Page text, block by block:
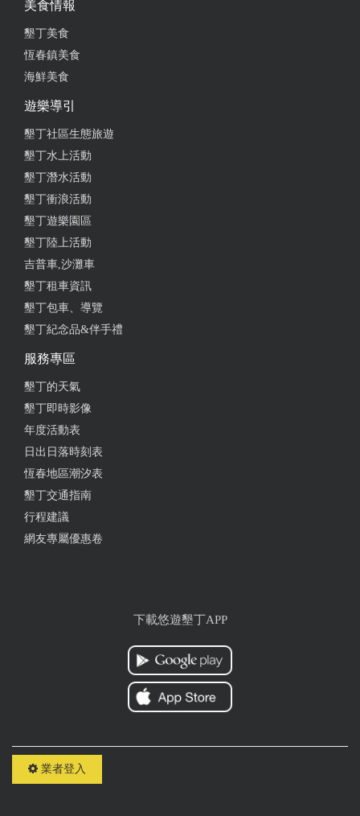
重點餐點很好吃 咖啡
的很好吃 吃下去第一口就會覺得爆炸濃郁明太子 會
嚇到的那種濃，愛明太子的會超愛 蝦子還有幫忙開
背，用嘴巴就能撥蝦殼了 訂位時因為我們人數比較
多，前幾天就有事先請我們先點好餐，當天抵達後約
10分鐘餐點就上齊了 我們當中有小朋友店員也很熱情
非常貼心
哈辣墨西哥披薩$350 餅皮是芝麻味的，很特別 不會
辣是連小孩都可接受的，想加辣有調味品區可自取 建
議不要一個人吃會吃不完 蠻膩 還有點奶油培根雞胸
義大利麵$360 雞胸肉不錯，只是麵份量太多，醬很濃
力推薦可以嘗試 餅皮脆軟適中 光是口感就贏了 最後
醬非常 非常濃郁 但感受得到店家的用心 應該有加一
些酸奶油或是起司來平衡整體膩感 雞胸肉很不錯 配
料多 老實說慢慢吃應該吃的完 看附近座位的顧客都
沒有完食 這裡建議價錢份量減半 以達到舒適的飽足
美食情報
墾丁美食
恆春鎮美食
海鮮美食
遊樂導引
墾丁社區生態旅遊
墾丁水上活動
墾丁潛水活動
墾丁衝浪活動
墾丁遊樂園區
墾丁陸上活動
吉普車,沙灘車
墾丁租車資訊
墾丁包車、導覽
墾丁紀念品&伴手禮
服務專區
墾丁的天氣
墾丁即時影像
年度活動表
日出日落時刻表
恆春地區潮汐表
墾丁交通指南
行程建議
網友專屬優惠卷
下載悠遊墾丁APP
業者登入